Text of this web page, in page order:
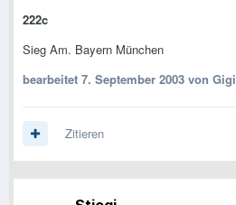
222c
Sieg Am. Bayern München
bearbeitet 7. September 2003 von Gigi
Zitieren